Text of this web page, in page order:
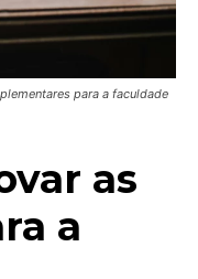
para a faculdade
as
a